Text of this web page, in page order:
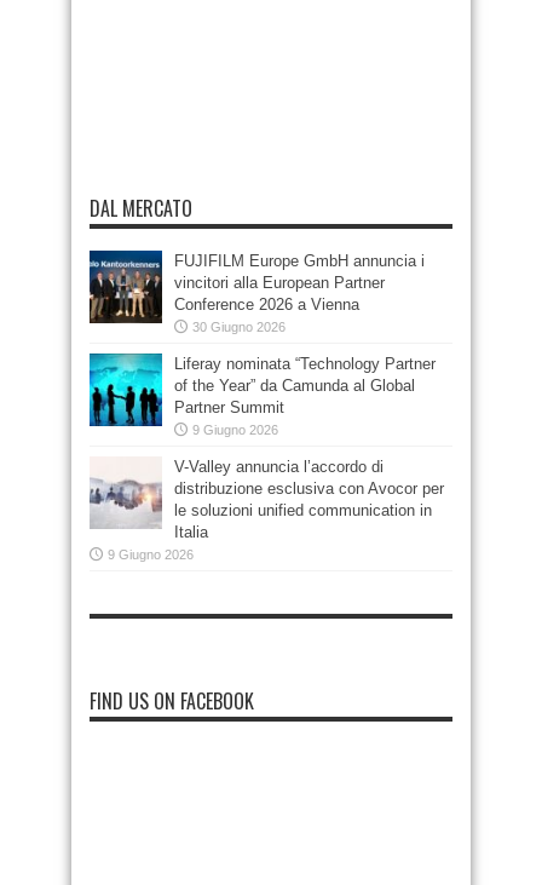
DAL MERCATO
FUJIFILM Europe GmbH annuncia i
vincitori alla European Partner
Conference 2026 a Vienna
30 Giugno 2026
Liferay nominata “Technology Partner
of the Year” da Camunda al Global
Partner Summit
9 Giugno 2026
V-Valley annuncia l’accordo di
distribuzione esclusiva con Avocor per
le soluzioni unified communication in
Italia
9 Giugno 2026
FIND US ON FACEBOOK